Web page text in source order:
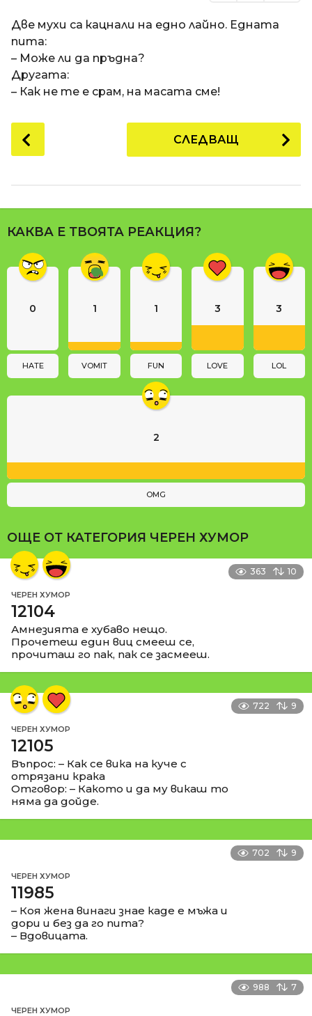
Две мухи са кацнали на едно лайно. Едната
пита:
– Може ли да пръдна?
Другата:
– Как не те е срам, на масата сме!
o
P
a
g
n
o
СЛЕДВАЩ
КАКВА Е ТВОЯТА РЕАКЦИЯ?
0
HATE
1
VOMIT
1
FUN
3
LOVE
3
LOL
2
OMG
ОЩЕ ОТ КАТЕГОРИЯ ЧЕРЕН ХУМОР
363 10
ЧЕРЕН ХУМОР
12104
Амнезията е хубаво нещо.
Прочетеш един виц смееш се,
прочиташ го пак, пак се засмееш.
722 9
ЧЕРЕН ХУМОР
12105
Въпрос: – Как се вика на куче с
отрязани крака
Отговор: – Какото и да му викаш то
няма да дойде.
702 9
ЧЕРЕН ХУМОР
11985
– Коя жена винаги знае каде е мъжа и
дори и без да го пита?
– Вдовицата.
988 7
ЧЕРЕН ХУМОР